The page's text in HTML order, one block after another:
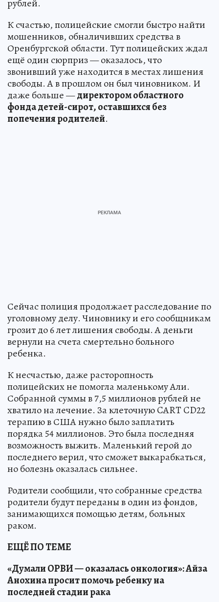
рублей.
К счастью, полицейские смогли быстро найти
мошенников, обналичивших средства в
Оренбургской области. Тут полицейских ждал
ещё один сюрприз — оказалось, что
звонивший уже находится в местах лишения
свободы. А в прошлом он был чиновником. И
даже больше —директором областного
фонда детей-сирот, оставшихся без
попечения родителей.
Сейчас полиция продолжает расследование по
уголовному делу. Чиновнику и его сообщникам
грозит до 6 лет лишения свободы. А деньги
вернули на счета смертельно больного
ребенка.
К несчастью, даже расторопность
полицейских не помогла маленькому Али.
Собранной суммы в 7,5 миллионов рублей не
хватило на лечение. За клеточную CART CD22
терапию в США нужно было заплатить
порядка 54 миллионов. Это была последняя
возможность выжить. Маленький герой до
последнего верил, что сможет выкарабкаться,
но болезнь оказалась сильнее.
Родители сообщили, что собранные средства
родители будут переданы в один из фондов,
занимающихся помощью детям, больных
раком.
ЕЩЁ ПО ТЕМЕ
«Думали ОРВИ — оказалась онкология»: Айза
Анохина просит помочь ребенку на
последней стадии рака